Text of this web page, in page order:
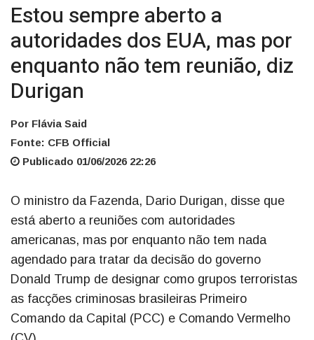
Estou sempre aberto a
autoridades dos EUA, mas por
enquanto não tem reunião, diz
Durigan
Por Flávia Said
Fonte: CFB Official
Publicado 01/06/2026 22:26
O ministro da Fazenda, Dario Durigan, disse que
está aberto a reuniões com autoridades
americanas, mas por enquanto não tem nada
agendado para tratar da decisão do governo
Donald Trump de designar como grupos terroristas
as facções criminosas brasileiras Primeiro
Comando da Capital (PCC) e Comando Vermelho